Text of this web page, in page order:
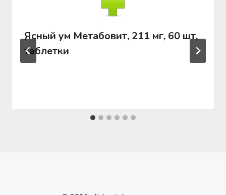
Ясный ум Метабовит, 211 мг, 60 шт,
таблетки